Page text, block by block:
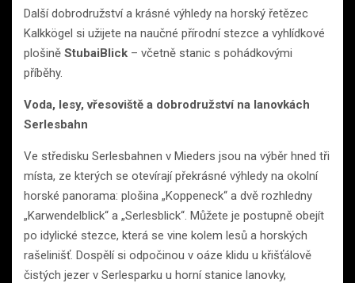
Další dobrodružství a krásné výhledy na horský řetězec
Kalkkögel si užijete na naučné přírodní stezce a vyhlídkové
plošině StubaiBlick – včetně stanic s pohádkovými
příběhy.
Voda, lesy, vřesoviště a dobrodružství na lanovkách
Serlesbahn
Ve středisku Serlesbahnen v Mieders jsou na výběr hned tři
místa, ze kterých se otevírají překrásné výhledy na okolní
horské panorama: plošina „Koppeneck“ a dvě rozhledny
„Karwendelblick“ a „Serlesblick“. Můžete je postupně obejít
po idylické stezce, která se vine kolem lesů a horských
rašelinišť. Dospělí si odpočinou v oáze klidu u křišťálově
čistých jezer v Serlesparku u horní stanice lanovky,